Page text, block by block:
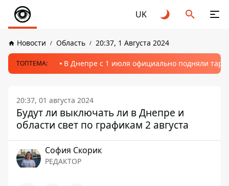
UK
Новости Область 20:37, 1 Августа 2024
ТОПТЕМА: В Днепре с 1 июля официально подняли
20:37, 01 августа 2024
Будут ли выключать ли в Днепре и
области свет по графикам 2 августа
София Скорик
РЕДАКТОР